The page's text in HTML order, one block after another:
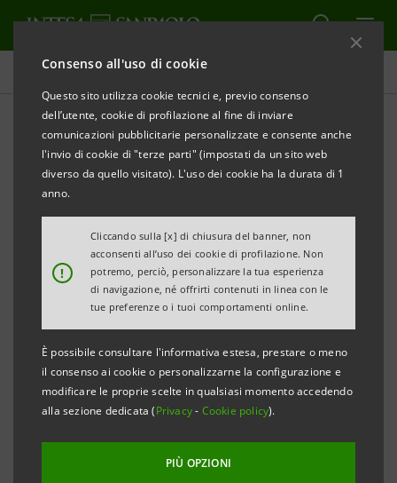
Consenso all'uso di cookie
Questo sito utilizza cookie tecnici e, previo consenso
dell’utente, cookie di profilazione al fine di inviare
comunicazioni pubblicitarie personalizzate e consente anche
l'invio di cookie di "terze parti" (impostati da un sito web
diverso da quello visitato). L'uso dei cookie ha la durata di 1
anno.
!
Cliccando sulla [x] di chiusura del banner, non
acconsenti all’uso dei cookie di profilazione. Non
potremo, perciò, personalizzare la tua esperienza
di navigazione, né offrirti contenuti in linea con le
tue preferenze o i tuoi comportamenti online.
È possibile consultare l'informativa estesa, prestare o meno
il consenso ai cookie o personalizzarne la configurazione e
modificare le proprie scelte in qualsiasi momento accedendo
alla sezione dedicata (Privacy- Cookie policy).
PIÙ OPZIONI
Comunicati stampa
STAMPA AGGIORNA
NASCE A FIRENZE ILLABORATORIOESGTOSCANA
INTESA SANPAOLO
IN COLLABORAZIONE CON CONFESERCENTI E CNA
TOSCANA
A fianco delle micro e piccole imprese per
supportare la transizioneESGverso gli obiettivi del
·Secondo la Direzione Studi e Ricerche di Intesa
Sanpaolo, le imprese toscane presentano una
buona sensibilità verso i temi ESG: il 79,8% ha
ambientale, di responsabilità sociale o di sicurezza